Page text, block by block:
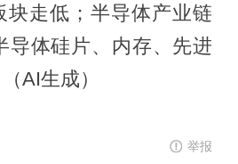
块走低；半导体产业链
导体硅片、内存、先进
AI生成）
举报